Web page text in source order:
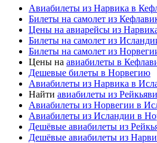
Авиабилеты из Нарвика в
Билеты на самолет из
Цены на авиарейсы из
Билеты на самолет из
Билеты на самолет из
Цены на авиабилеты в
Дешевые билеты в Норвегию
Авиабилеты из Нарвика в
Найти авиабилеты из
Авиабилеты из Норвегии в
Авиабилеты из Исландии в
Дешёвые авиабилеты из
Дешёвые авиабилеты из